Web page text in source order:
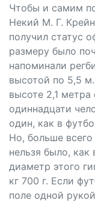
Чтобы и самим
Некий М. Г.
получил статус
размеру было
напоминали
высотой по 5,5 м.
высоте 2,1
одиннадцати
один, как в
Но, больше
нельзя было, как
диаметр этого
кг 700 г. Если
поле одной